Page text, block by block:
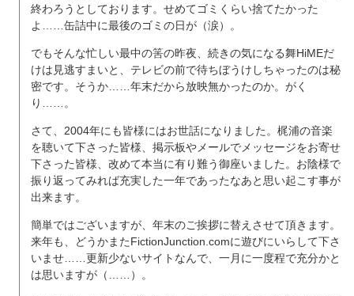
終わろうとしております。せめてゴミくらい捨てたかった
よ……缶詰中に最後のゴミの日が（涙）。
でもそんな忙しい最中の筈の昨夜、続きの気になる舞HiMEだ
けは見逃すまいと、テレビの前で待ちぼうけしちゃったのは秘
密です。そうか……年末だから放映無かったのか。がく
り……。
さて、2004年にも皆様にはお世話になりました。梶浦の音楽
を聴いて下さった皆様、掲示板やメールでメッセージをお寄せ
下さった皆様、改めて本当に有り難う御座いました。お陰様で
振り返ってみれば充実した一年であったなあと思い起こす事が
出来ます。
簡単ではございますが、年末のご挨拶に替えさせて頂きます。
来年も、どうかまたFictionJunction.comに遊びにいらして下さ
いませ……更新少ないサイトなんで、一月に一度程で充分かと
は思いますが（……）。